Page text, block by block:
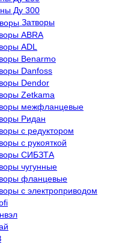
Ду 300
Затворы
ABRA
ADL
Benarmo
Danfoss
Dendor
Zetkama
межфланцевые
Ридан
с редуктором
с рукояткой
СИБЗТА
чугунные
фланцевые
с электроприводом